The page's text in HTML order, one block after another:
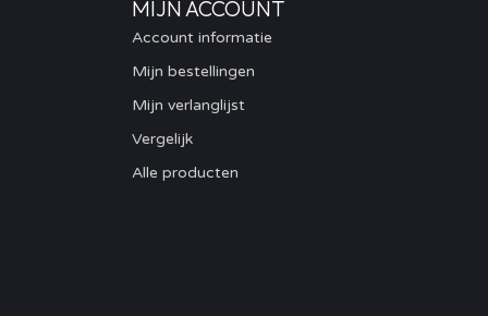
MIJN ACCOUNT
Account informatie
Mijn bestellingen
Mijn verlanglijst
Vergelijk
Alle producten